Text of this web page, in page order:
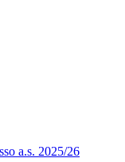
a.s. 2025/26